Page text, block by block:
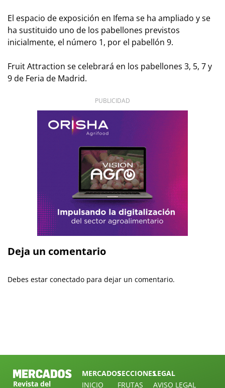
El espacio de exposición en Ifema se ha ampliado y se
ha sustituido uno de los pabellones previstos
inicialmente, el número 1, por el pabellón 9.
Fruit Attraction se celebrará en los pabellones 3, 5, 7 y
9 de Feria de Madrid.
PUBLICIDAD
Deja un comentario
Debes estar conectado para dejar un comentario.
Revista del
MERCADOS
INICIO
SECCIONES
FRUTAS
LEGAL
AVISO LEGAL